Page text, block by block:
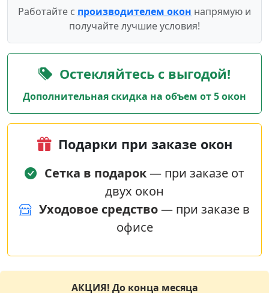
Работайте с производителем окон напрямую и
получайте лучшие условия!
Остекляйтесь с выгодой!
Дополнительная скидка на объем от 5 окон
Подарки при заказе окон
Сетка в подарок— при заказе от
двух окон
Уходовое средство— при заказе в
офисе
АКЦИЯ! До конца месяца